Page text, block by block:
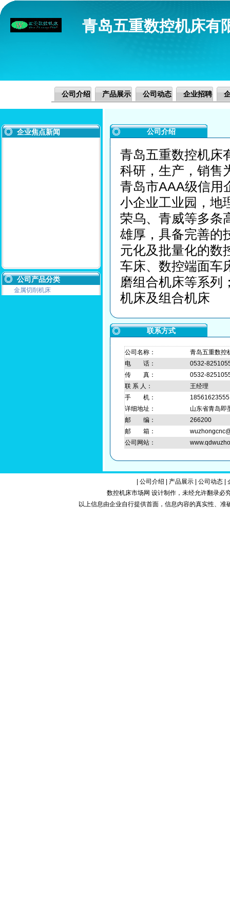
青岛五重数控机床有
公司介绍 产品展示 公司动态 企业招聘
企业焦点新闻
公司产品分类
金属切削机床
公司介绍
青岛五重数控机床
科研，生产，销售
青岛市AAA级信用
小企业工业园，地
荣乌、青威等多条
雄厚，具备完善的
元化及批量化的数
车床、数控端面车
磨组合机床等系列
机床及组合机床
联系方式
公司名称：
青岛五重数控
电 话：
0532-
传 真：
0532-
联 系 人：
王经理
手 机：
18561623555
详细地址：
山东省青岛即
邮 编：
266200
邮 箱：
公司网站：
公司介绍 产品展示| 公司动态|
数控机床市场网 设计制作，未经允许翻录必
以上信息由企业自行提供首面，信息内容的真实性、